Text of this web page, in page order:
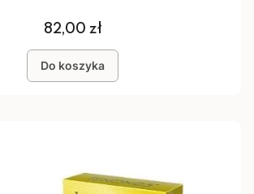
Cena
82,00 zł
Do koszyka